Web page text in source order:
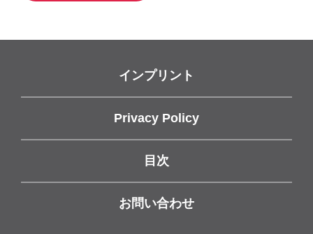
インプリント
Privacy Policy
目次
お問い合わせ